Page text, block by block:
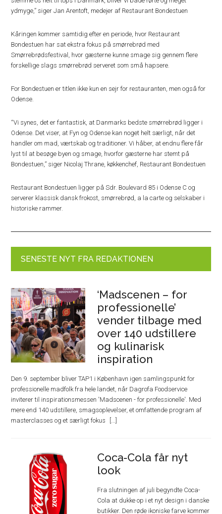
ydmyge,” siger Jan Arentoft, medejer af Restaurant Bondestuen
Kåringen kommer samtidig efter en periode, hvor Restaurant
Bondestuen har sat ekstra fokus på smørrebrød med
Smørrebrødsfestival, hvor gæsterne kunne smage sig gennem flere
forskellige slags smørrebrød serveret som små hapsere.
For Bondestuen er titlen ikke kun en sejr for restauranten, men også for
Odense.
“Vi synes, det er fantastisk, at Danmarks bedste smørrebrød ligger i
Odense. Det viser, at Fyn og Odense kan noget helt særligt, når det
handler om mad, værtskab og traditioner. Vi håber, at endnu flere får
lyst til at besøge byen og smage, hvorfor gæsterne har stemt på
Bondestuen,” siger Nicolaj Thrane, køkkenchef, Restaurant Bondestuen
Restaurant Bondestuen ligger på Sdr. Boulevard 85 i Odense C og
serverer klassisk dansk frokost, smørrebrød, a la carte og selskaber i
historiske rammer.
SENESTE NYT FRA REDAKTIONEN
‘Madscenen – for
professionelle’
vender tilbage med
over 140 udstillere
og kulinarisk
inspiration
Den 9. september bliver TAP1 i København igen samlingspunkt for
professionelle madfolk fra hele landet, når Dagrofa Foodservice
inviterer til inspirationsmessen 'Madscenen - for professionelle'. Med
mere end 140 udstillere, smagsoplevelser, et omfattende program af
masterclasses og et særligt fokus
Coca-Cola får nyt
look
Fra slutningen af juli begyndte Coca-
Cola at dukke op i et nyt design i danske
butikker. Den røde ikoniske farve kommer